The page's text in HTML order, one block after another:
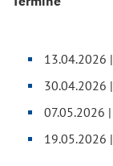
13.04.2026
30.04.2026
07.05.2026
19.05.2026